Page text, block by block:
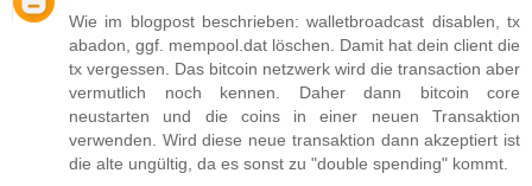
Wie im blogpost beschrieben: walletbroadcast disablen, tx
abadon, ggf. mempool.dat löschen. Damit hat dein client die
tx vergessen. Das bitcoin netzwerk wird die transaction aber
vermutlich noch kennen. Daher dann bitcoin core
neustarten und die coins in einer neuen Transaktion
verwenden. Wird diese neue transaktion dann akzeptiert ist
die alte ungültig, da es sonst zu "double spending" kommt.